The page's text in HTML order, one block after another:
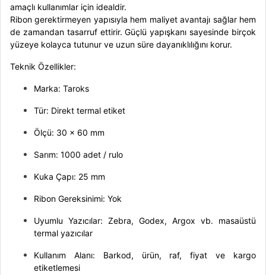
amaçlı kullanımlar için idealdir.
Ribon gerektirmeyen yapısıyla hem maliyet avantajı sağlar hem
de zamandan tasarruf ettirir. Güçlü yapışkanı sayesinde birçok
yüzeye kolayca tutunur ve uzun süre dayanıklılığını korur.
Teknik Özellikler:
Marka: Taroks
Tür: Direkt termal etiket
Ölçü: 30 x 60 mm
Sarım: 1000 adet / rulo
Kuka Çapı: 25 mm
Ribon Gereksinimi: Yok
Uyumlu Yazıcılar: Zebra, Godex, Argox vb. masaüstü
termal yazıcılar
Kullanım Alanı: Barkod, ürün, raf, fiyat ve kargo
etiketlemesi